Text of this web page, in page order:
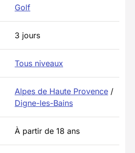
Golf
3 jours
Tous niveaux
Alpes de Haute Provence /
Digne-les-Bains
À partir de 18 ans